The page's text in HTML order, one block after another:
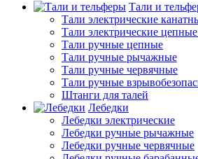
Тали и
Тали электрические
Тали электрические
Тали ручные цепные
Тали ручные рычажные
Тали ручные червячные
Тали ручные
Штанги для талей
Лебедки
Лебедки электрические
Лебедки ручные рычажные
Лебедки ручные червячные